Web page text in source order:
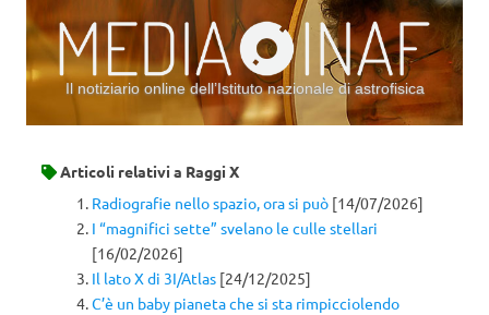
Il notiziario online dell’Istituto nazionale di astrofisica
Articoli relativi a Raggi X
Radiografie nello spazio, ora si può [14/07/2026]
I “magnifici sette” svelano le culle stellari
[16/02/2026]
Il lato X di 3I/Atlas [24/12/2025]
C’è un baby pianeta che si sta rimpicciolendo